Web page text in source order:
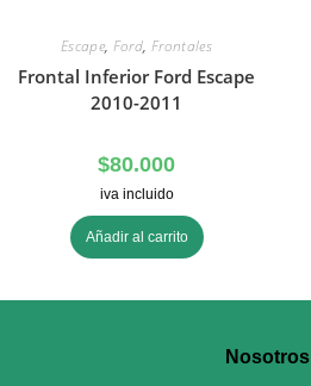
Escape, Ford, Frontales
Frontal Inferior Ford Escape
2010-2011
$80.000
iva incluido
Añadir al carrito
Nosotros